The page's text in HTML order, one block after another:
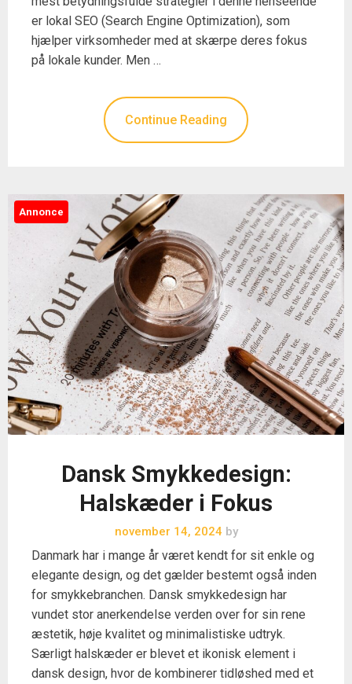
er lokal SEO (Search Engine Optimization), som
hjælper virksomheder med at skærpe deres fokus
på lokale kunder. Men …
Continue Reading
Annonce
Dansk Smykkedesign:
Halskæder i Fokus
november 14, 2024 by
Danmark har i mange år været kendt for sit enkle og
elegante design, og det gælder bestemt også inden
for smykkebranchen. Dansk smykkedesign har
vundet stor anerkendelse verden over for sin rene
æstetik, høje kvalitet og minimalistiske udtryk.
Særligt halskæder er blevet et ikonisk element i
dansk design, hvor de kombinerer tidløshed med et